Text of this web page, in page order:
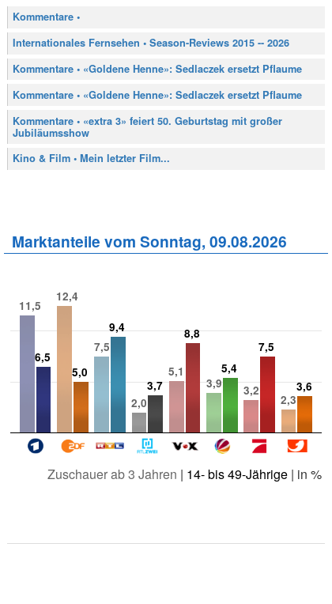
Kommentare •
Internationales Fernsehen • Season-Reviews 2015 -- 2026
Kommentare • «Goldene Henne»: Sedlaczek ersetzt Pflaume
Kommentare • «Goldene Henne»: Sedlaczek ersetzt Pflaume
Kommentare • «extra 3» feiert 50. Geburtstag mit großer
Jubiläumsshow
Kino & Film • Mein letzter Film...
Marktanteile vom Sonntag, 09.08.2026
11,5
12,4
7,5
2,0
5,1
3,9
3,2
2,3
6,5
5,0
9,4
3,7
8,8
5,4
7,5
3,6
Zuschauer ab 3 Jahren | 14- bis 49-Jährige| in %